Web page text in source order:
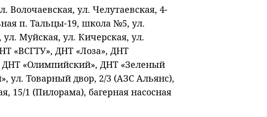
Волочаевская, ул. Челутаевская, 4-
п. Тальцы-19, школа №5, ул.
Муйская, ул. Кичерская, ул.
«ВСГТУ», ДНТ «Лоза», ДНТ
«Олимпийский», ДНТ «Зеленый
ул. Товарный двор, 2/3 (АЗС Альянс),
15/1 (Пилорама), багерная насосная